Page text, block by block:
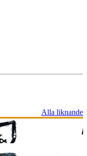
Alla liknande